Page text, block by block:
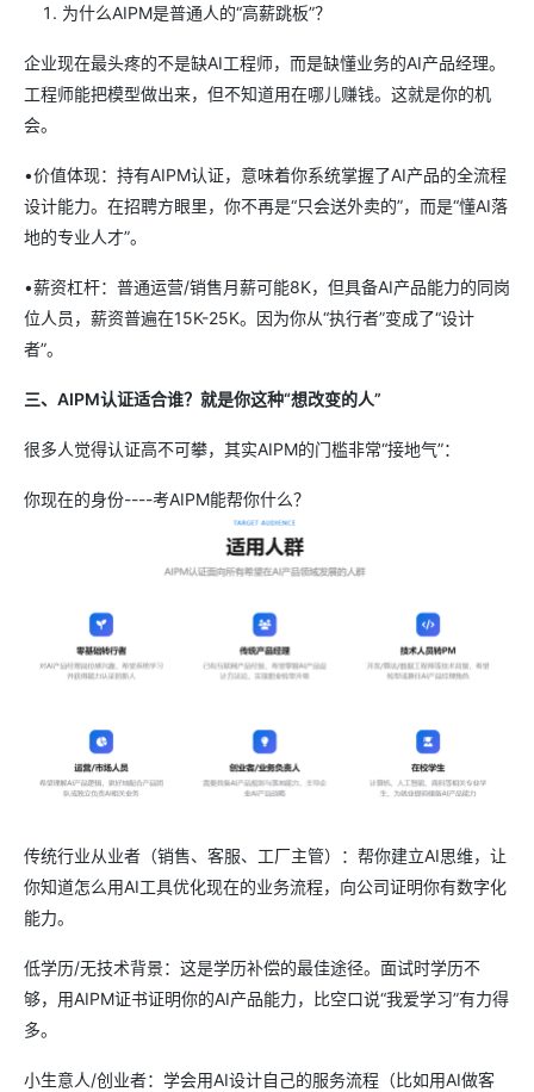
为什么AIPM是普通人的“高薪跳板”？
企业现在最头疼的不是缺AI工程师，而是缺懂业务的AI产品经理。
工程师能把模型做出来，但不知道用在哪儿赚钱。这就是你的机
会。
•价值体现：持有AIPM认证，意味着你系统掌握了AI产品的全流程
设计能力。在招聘方眼里，你不再是“只会送外卖的”，而是“懂AI落
地的专业人才”。
•薪资杠杆：普通运营/销售月薪可能8K，但具备AI产品能力的同岗
位人员，薪资普遍在15K-25K。因为你从“执行者”变成了“设计
者”。
三、AIPM认证适合谁？就是你这种“想改变的人”
很多人觉得认证高不可攀，其实AIPM的门槛非常“接地气”：
你现在的身份----考AIPM能帮你什么？
传统行业从业者（销售、客服、工厂主管）：帮你建立AI思维，让
你知道怎么用AI工具优化现在的业务流程，向公司证明你有数字化
能力。
低学历/无技术背景：这是学历补偿的最佳途径。面试时学历不
够，用AIPM证书证明你的AI产品能力，比空口说“我爱学习”有力得
多。
小生意人/创业者：学会用AI设计自己的服务流程（比如用AI做客